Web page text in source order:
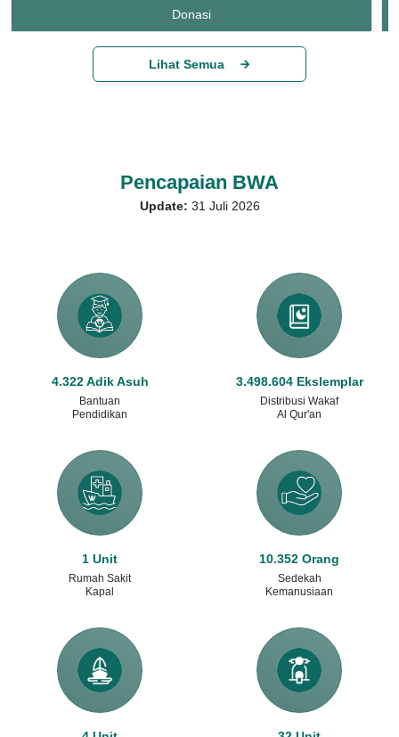
Donasi
Lihat Semua
Pencapaian BWA
Update: 31 Juli 2026
4.322 Adik Asuh
Bantuan
Pendidikan
3.498.604 Ekslemplar
Distribusi Wakaf
Al Qur'an
1 Unit
Rumah Sakit
Kapal
10.352 Orang
Sedekah
Kemanusiaan